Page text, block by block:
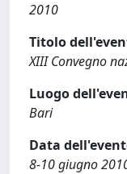
2010
Titolo
XIII Convegno
Luogo
Bari
Data
8-10 giugno